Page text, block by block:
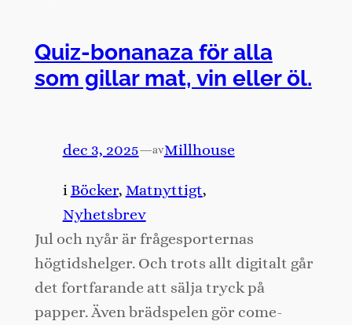
Quiz-bonanaza för alla
som gillar mat, vin eller öl.
dec 3, 2025—avMillhouse
i Böcker, Matnyttigt
Nyhetsbrev
Jul och nyår är frågesporternas
högtidshelger. Och trots allt digitalt går
det fortfarande att sälja tryck på
papper. Även brädspelen gör come-